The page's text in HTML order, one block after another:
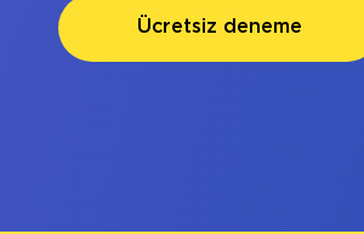
Ücretsiz deneme